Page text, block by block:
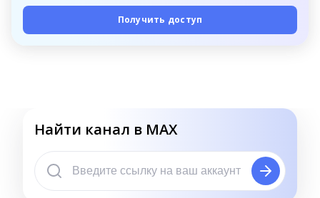
Получить доступ
Найти канал в MAX